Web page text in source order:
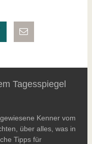
teilen
auf Xing teilen
Tagesspiegel
Kenner vom
über alles, was in
Tipps für